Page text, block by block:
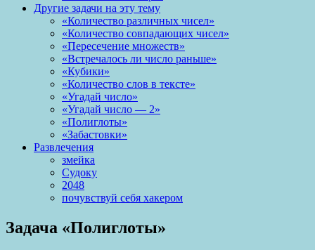
Другие задачи на эту тему
«Количество различных чисел»
«Количество совпадающих чисел»
«Пересечение множеств»
«Встречалось ли число раньше»
«Кубики»
«Количество слов в тексте»
«Угадай число»
«Угадай число — 2»
«Полиглоты»
«Забастовки»
Развлечения
змейка
Судоку
2048
почувствуй себя хакером
Задача «Полиглоты»